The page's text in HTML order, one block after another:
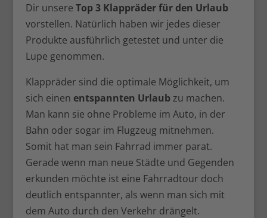
Dir unsere Top 3 Klappräder für den Urlaub
vorstellen. Natürlich haben wir jedes dieser
Produkte ausführlich getestet und unter die
Lupe genommen.
Klappräder sind die optimale Möglichkeit, um
sich einen entspannten Urlaubzu machen.
Man kann sie ohne Probleme im Auto, in der
Bahn oder sogar im Flugzeug mitnehmen.
Somit hat man sein Fahrrad immer parat.
Gerade wenn man neue Städte und Gegenden
erkunden möchte ist eine Fahrradtour doch
deutlich entspannter, als wenn man sich mit
dem Auto durch den Verkehr drängelt.